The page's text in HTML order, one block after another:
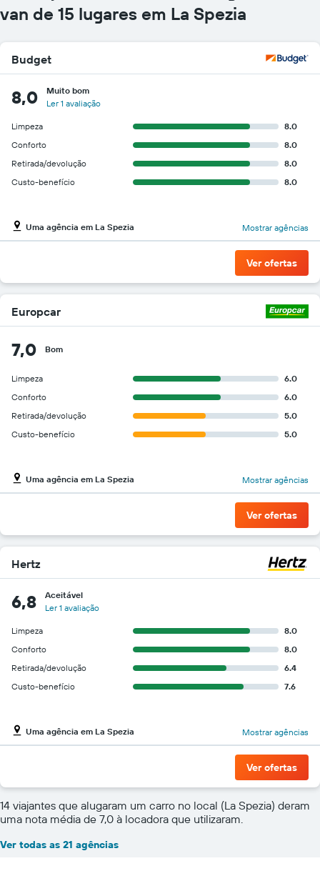
gráfico
tem
Y
exibindo
o
preço
barato
do
aluguel
de
carro
empresas
fornecidas
van de 15 lugares em La Spezia
Budget
8,0
Muito bom
Ler 1 avaliação
Limpeza
8.0
Conforto
8.0
Retirada/devolução
8.0
Custo-benefício
8.0
Uma agência em La Spezia Mostrar agências
Ver ofertas
Europcar
7,0 Bom
Limpeza
6.0
Conforto
6.0
Retirada/devolução
5.0
Custo-benefício
5.0
Uma agência em La Spezia Mostrar agências
Ver ofertas
Hertz
6,8
Aceitável
Ler 1 avaliação
Limpeza
8.0
Conforto
8.0
Retirada/devolução
6.4
Custo-benefício
7.6
Uma agência em La Spezia Mostrar agências
Ver ofertas
14 viajantes que alugaram um carro no local (La Spezia) deram
uma nota média de 7,0 à locadora que utilizaram.
Ver todas as 21 agências